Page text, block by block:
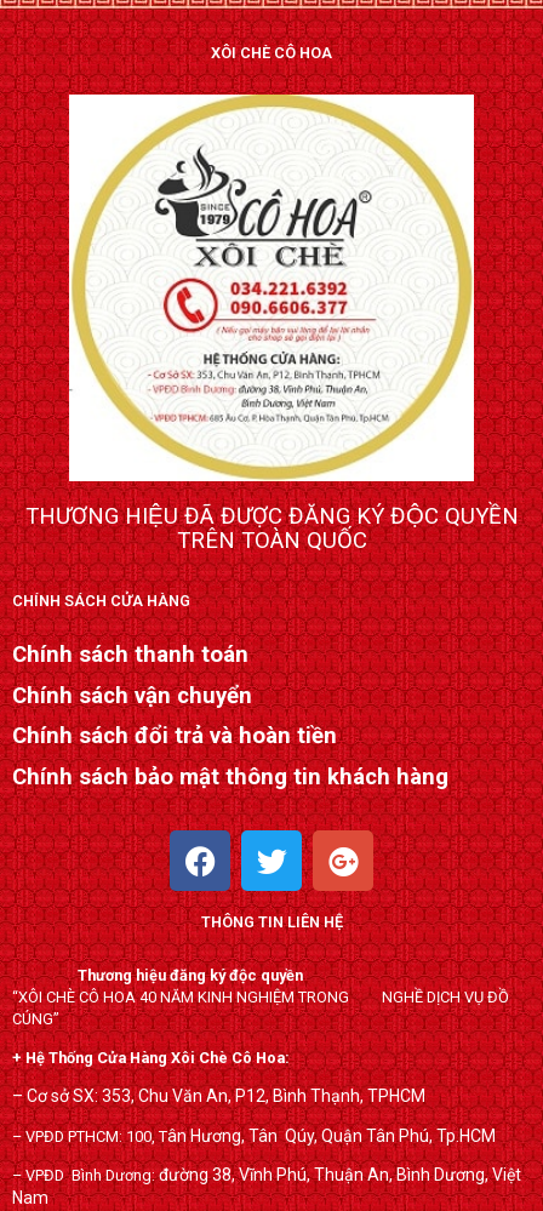
XÔI CHÈ CÔ HOA
THƯƠNG HIỆU ĐÃ ĐƯỢC ĐĂNG KÝ ĐỘC QUYỀN
TRÊN TOÀN QUỐC
CHÍNH SÁCH CỬA HÀNG
Chính sách thanh toán
Chính sách vận chuyển
Chính sách đổi trả và hoàn tiền
Chính sách bảo mật thông tin khách hàng
F
a
c
e
b
o
o
k
T
w
i
t
t
e
r
G
o
o
g
l
e
-
p
l
u
s
THÔNG TIN LIÊN HỆ
Thương hiệu đăng ký độc quyền
“XÔI CHÈ CÔ HOA 40 NĂM KINH NGHIỆM TRONG NGHỀ DỊCH VỤ ĐỒ
CÚNG”
+ Hệ Thống Cửa Hàng Xôi Chè Cô Hoa:
– Cơ sở SX: 353, Chu Văn An, P12, Bình Thạnh, TPHCM
– VPĐD PTHCM: 100, Tân Hương, Tân Qúy,Quận Tân Phú, Tp.HCM
– VPĐD Bình Dương:đường 38, Vĩnh Phú, Thuận An, Bình Dương, Việt
Nam